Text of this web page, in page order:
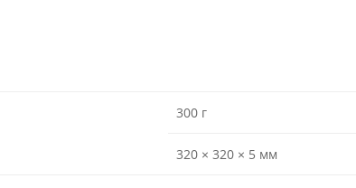
300 г
320 × 320 × 5 мм